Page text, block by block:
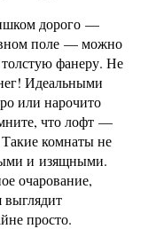
дорого —
поле — можно
фанеру. Не
Идеальными
или нарочито
что лофт —
Такие комнаты не
и изящными.
очарование,
просто.